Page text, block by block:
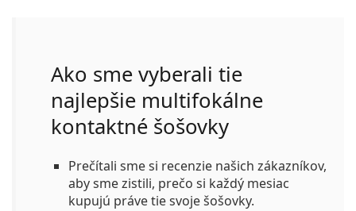
Ako sme vyberali tie
najlepšie multifokálne
kontaktné šošovky
Prečítali sme si recenzie našich zákazníkov,
aby sme zistili, prečo si každý mesiac
kupujú práve tie svoje šošovky.